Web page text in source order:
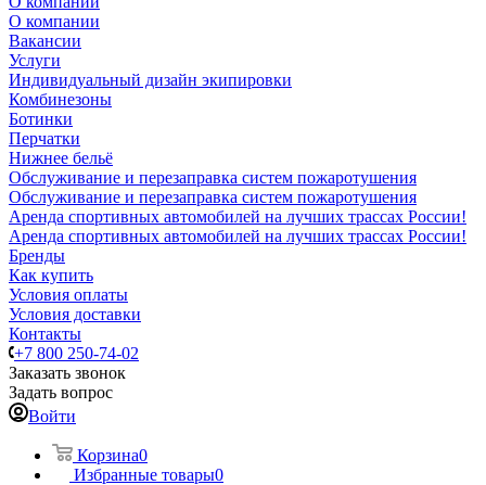
О компании
Вакансии
Услуги
Индивидуальный дизайн экипировки
Комбинезоны
Ботинки
Перчатки
Нижнее бельё
Обслуживание и перезаправка систем пожаротушения
Обслуживание и перезаправка систем пожаротушения
Аренда спортивных автомобилей на лучших трассах России!
Аренда спортивных автомобилей на лучших трассах России!
Бренды
Как купить
Условия оплаты
Условия доставки
Контакты
+7 800 250-74-02
Заказать звонок
Задать вопрос
Войти
Корзина0
Избранные товары0